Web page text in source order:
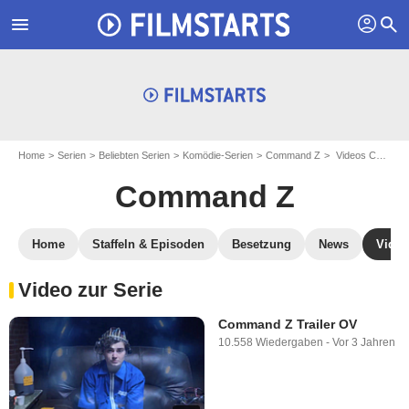
menu profil search
Home Serien Beliebten Serien Komödie-Serien Command Z Videos Command Z
Command Z
Home Staffeln & Episoden Besetzung News
Video zur Serie
Command Z Trailer OV
10.558 Wiedergaben - Vor 3 Jahren